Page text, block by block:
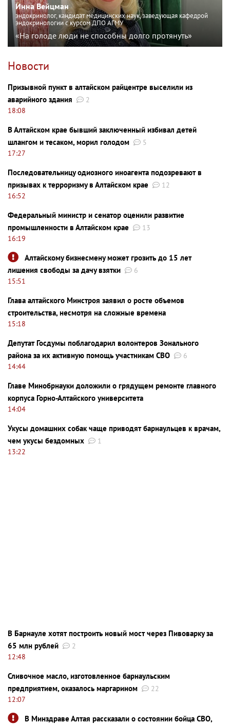
Инна Вейцман
эндокринолог, кандидат медицинских наук, заведующая кафедрой
эндокринологии с курсом ДПО АГМУ
«На голоде люди не способны долго протянуть»
Новости
Призывной пункт в алтайском райцентре выселили из
аварийного здания
2
18:08
В Алтайском крае бывший заключенный избивал детей
шлангом и тесаком, морил голодом
5
17:27
Последовательницу одиозного иноагента подозревают в
призывах к терроризму в Алтайском крае
12
16:52
Федеральный министр и сенатор оценили развитие
промышленности в Алтайском крае
13
16:19
Алтайскому бизнесмену может грозить до 15 лет
лишения свободы за дачу взятки
6
15:51
Глава алтайского Минстроя заявил о росте объемов
строительства, несмотря на сложные времена
15:18
Депутат Госдумы поблагодарил волонтеров Зонального
района за их активную помощь участникам СВО
6
14:44
Главе Минобрнауки доложили о грядущем ремонте главного
корпуса Горно-Алтайского университета
14:04
Укусы домашних собак чаще приводят барнаульцев к врачам,
чем укусы бездомных
1
13:22
В Барнауле хотят построить новый мост через Пивоварку за
65 млн рублей
2
12:48
Сливочное масло, изготовленное барнаульским
предприятием, оказалось маргарином
22
12:07
В Минздраве Алтая рассказали о состоянии бойца СВО,